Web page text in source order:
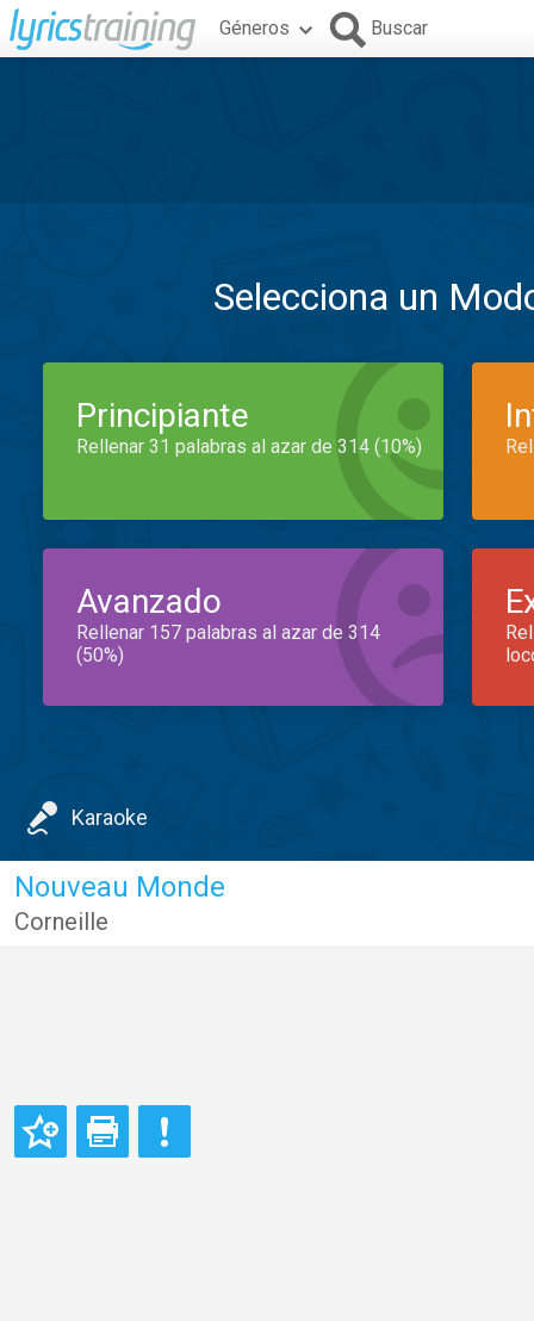
Géneros Buscar
Selecciona un
Principiante
Rellenar 31 palabras al azar de 314 (10%)
Avanzado
Rellenar 157 palabras al azar de 314
(50%)
Karaoke
Nouveau Monde
Corneille